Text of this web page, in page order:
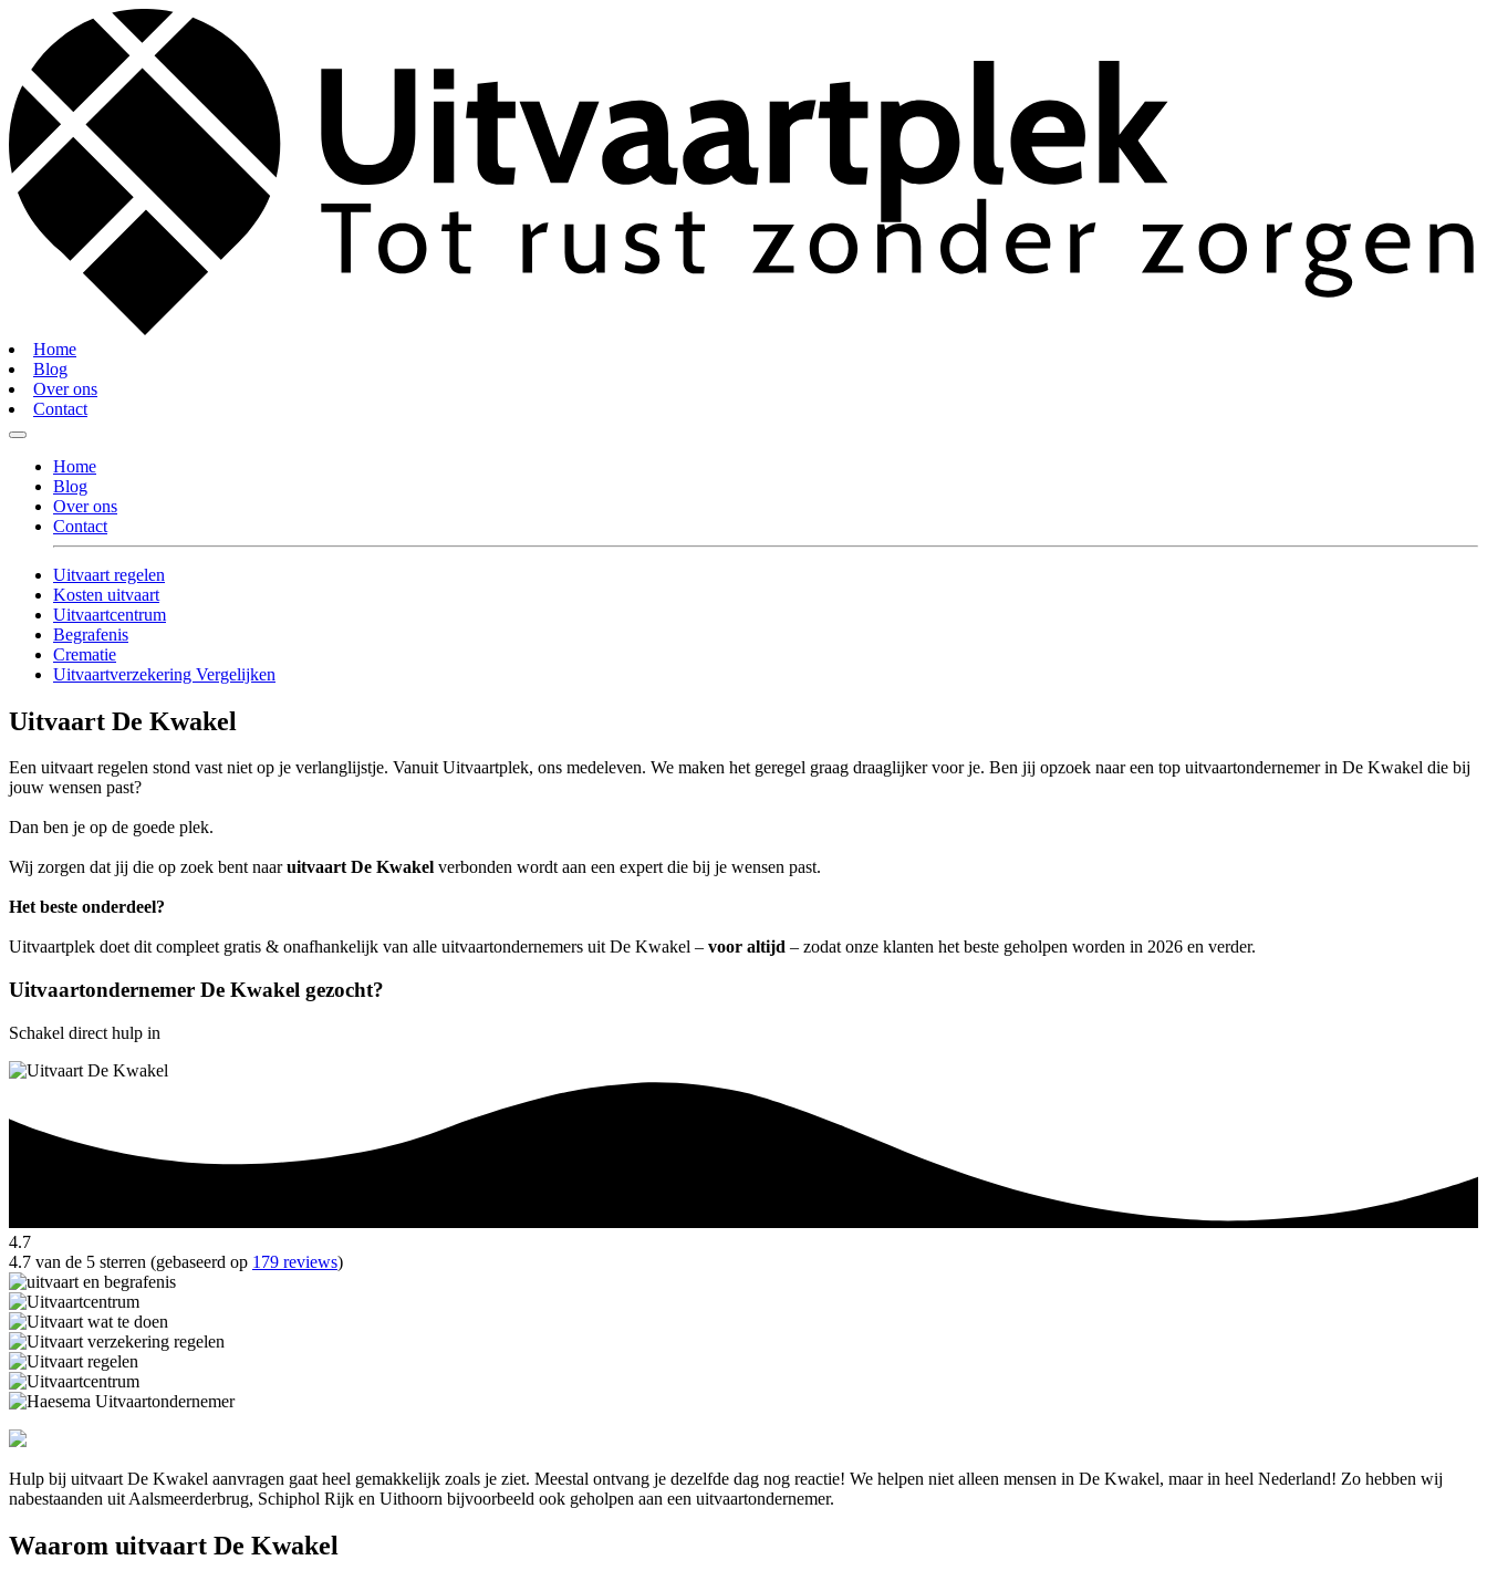
Home
Blog
Over ons
Contact
Home
Blog
Over ons
Contact
Uitvaart regelen
Kosten uitvaart
Uitvaartcentrum
Begrafenis
Crematie
Uitvaartverzekering Vergelijken
Uitvaart De Kwakel
Een uitvaart regelen stond vast niet op je verlanglijstje. Vanuit Uitvaartplek, ons medeleven. We maken het geregel graag draaglijker voor je. Ben jij opzoek naar een top uitvaartondernemer in De Kwakel die bij
jouw wensen past?
Dan ben je op de goede plek.
Wij zorgen dat jij die op zoek bent naaruitvaart De Kwakel verbonden wordt aan een expert die bij je wensen past.
Het beste onderdeel?
Uitvaartplek doet dit compleet gratis & onafhankelijk van alle uitvaartondernemers uit De Kwakel – voor altijd – zodat onze klanten het beste geholpen worden in 2026 en verder.
Uitvaartondernemer De Kwakel gezocht?
Schakel direct hulp in
4.7
4.7 van de 5 sterren (gebaseerd op 179 reviews)
Hulp bij uitvaart De Kwakel aanvragen gaat heel gemakkelijk zoals je ziet. Meestal ontvang je dezelfde dag nog reactie! We helpen niet alleen mensen in De Kwakel, maar in heel Nederland! Zo hebben wij
nabestaanden uit Aalsmeerderbrug, Schiphol Rijk en Uithoorn bijvoorbeeld ook geholpen aan een uitvaartondernemer.
Waarom uitvaart De Kwakel